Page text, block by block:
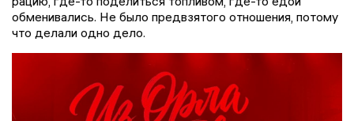
обменивались. Не было предвзятого отношения, потому
что делали одно дело.